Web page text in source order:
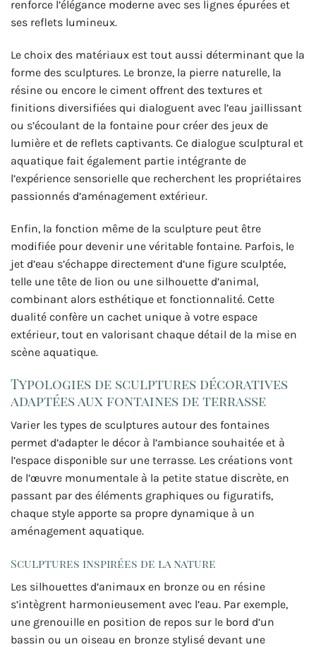
renforce l’élégance moderne avec ses lignes épurées et
ses reflets lumineux.
Le choix des matériaux est tout aussi déterminant que la
forme des sculptures. Le bronze, la pierre naturelle, la
résine ou encore le ciment offrent des textures et
finitions diversifiées qui dialoguent avec l’eau jaillissant
ou s’écoulant de la fontaine pour créer des jeux de
lumière et de reflets captivants. Ce dialogue sculptural et
aquatique fait également partie intégrante de
l’expérience sensorielle que recherchent les propriétaires
passionnés d’aménagement extérieur.
Enfin, la fonction même de la sculpture peut être
modifiée pour devenir une véritable fontaine. Parfois, le
jet d’eau s’échappe directement d’une figure sculptée,
telle une tête de lion ou une silhouette d’animal,
combinant alors esthétique et fonctionnalité. Cette
dualité confère un cachet unique à votre espace
extérieur, tout en valorisant chaque détail de la mise en
scène aquatique.
Typologies de sculptures décoratives
adaptées aux fontaines de terrasse
Varier les types de sculptures autour des fontaines
permet d’adapter le décor à l’ambiance souhaitée et à
l’espace disponible sur une terrasse. Les créations vont
de l’œuvre monumentale à la petite statue discrète, en
passant par des éléments graphiques ou figuratifs,
chaque style apporte sa propre dynamique à un
aménagement aquatique.
Sculptures inspirées de la nature
Les silhouettes d’animaux en bronze ou en résine
s’intègrent harmonieusement avec l’eau. Par exemple,
une grenouille en position de repos sur le bord d’un
bassin ou un oiseau en bronze stylisé devant une